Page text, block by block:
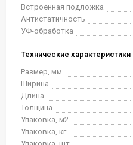
Встроенная подложка
Антистатичность
УФ-обработка
Технические характеристики
Размер, мм.
Ширина
Длина
Толщина
Упаковка, м2
Упаковка, кг.